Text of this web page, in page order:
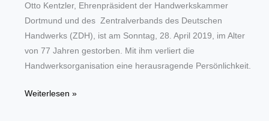
Otto Kentzler, Ehrenpräsident der Handwerkskammer
Dortmund und des Zentralverbands des Deutschen
Handwerks (ZDH), ist am Sonntag, 28. April 2019, im Alter
von 77 Jahren gestorben. Mit ihm verliert die
Handwerksorganisation eine herausragende Persönlichkeit.
Ehrenpräsident
Weiterlesen »